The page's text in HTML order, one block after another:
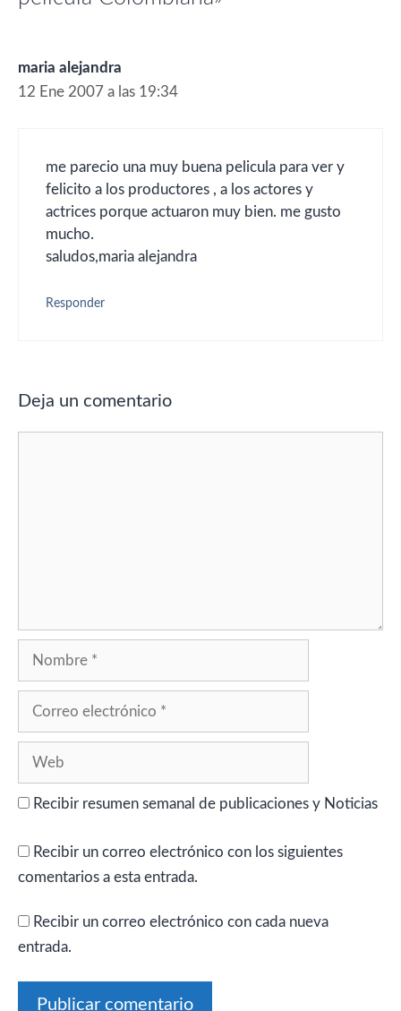
maria alejandra
12 Ene 2007 a las 19:34
me parecio una muy buena pelicula para ver y
felicito a los productores , a los actores y
actrices porque actuaron muy bien. me gusto
mucho.
saludos,maria alejandra
Responder
Deja un comentario
Nombre
Correo
Web
Recibir resumen semanal de publicaciones y Noticias
Recibir un correo electrónico con los siguientes
comentarios a esta entrada.
Recibir un correo electrónico con cada nueva
entrada.